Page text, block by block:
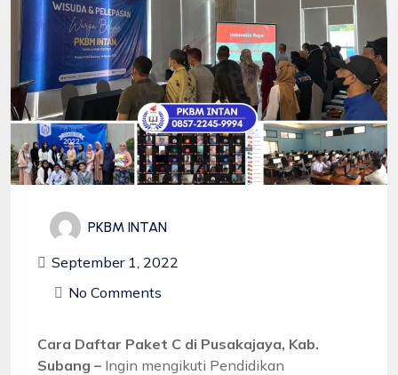
PKBM INTAN
September 1, 2022
No Comments
Cara Daftar Paket C di Pusakajaya, Kab.
Subang – Ingin mengikuti Pendidikan